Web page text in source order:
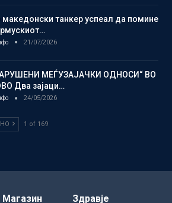
танкер успеал да помине
21/07/2026
МЕЃУЗАЈАЧКИ ОДНОСИ“ ВО
Два зајаци…
24/05/2026
1 of 169
Магазин Здравје